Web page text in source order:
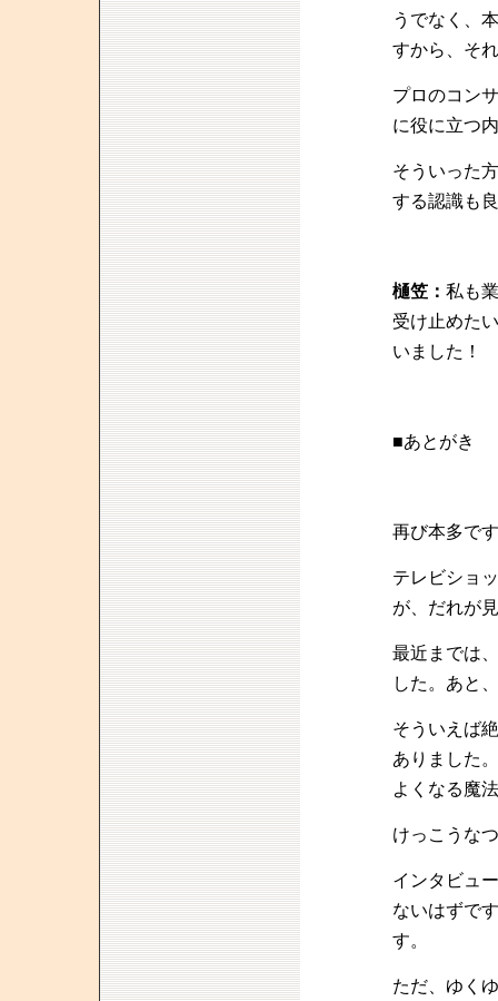
うでなく、
すから、そ
プロのコン
に役に立つ
そういった
する認識も
樋笠： 私も
受け止めた
いました！
■あとがき
再び本多で
テレビショ
が、だれが
最近までは
した。あと
そういえば
ありました
よくなる魔
けっこうな
インタビュ
ないはずで
す。
ただ、ゆく